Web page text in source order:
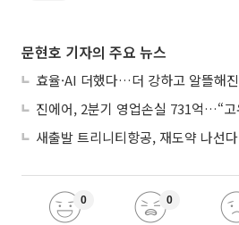
문현호 기자의 주요 뉴스
0 0